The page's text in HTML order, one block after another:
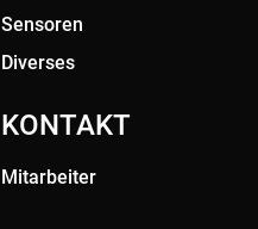
Sensoren
Diverses
KONTAKT
Mitarbeiter